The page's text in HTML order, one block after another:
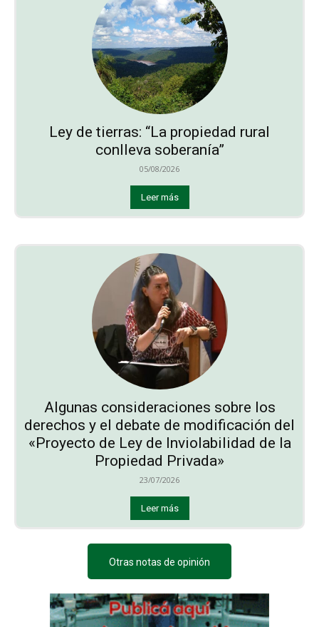
Ley de tierras: “La propiedad rural
conlleva soberanía”
05/08/2026
Leer más
Algunas consideraciones sobre los
derechos y el debate de modificación del
«Proyecto de Ley de Inviolabilidad de la
Propiedad Privada»
23/07/2026
Leer más
Otras notas de opinión